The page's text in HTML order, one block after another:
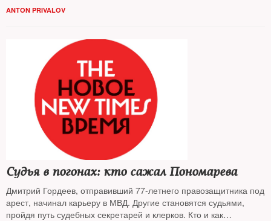
ANTON PRIVALOV
Судья в погонах: кто сажал Пономарева
Дмитрий Гордеев, отправивший 77-летнего правозащитника под
арест, начинал карьеру в МВД. Другие становятся судьями,
пройдя путь судебных секретарей и клерков. Кто и как